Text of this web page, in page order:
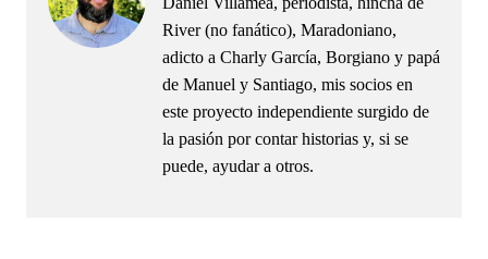
River (no fanático), Maradoniano,
adicto a Charly García, Borgiano y papá
de Manuel y Santiago, mis socios en
este proyecto independiente surgido de
la pasión por contar historias y, si se
puede, ayudar a otros.